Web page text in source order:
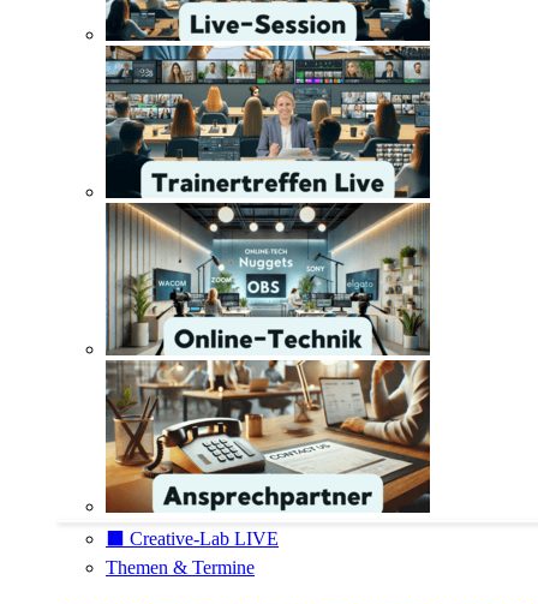
⬛️ Creative-Lab LIVE
Themen & Termine